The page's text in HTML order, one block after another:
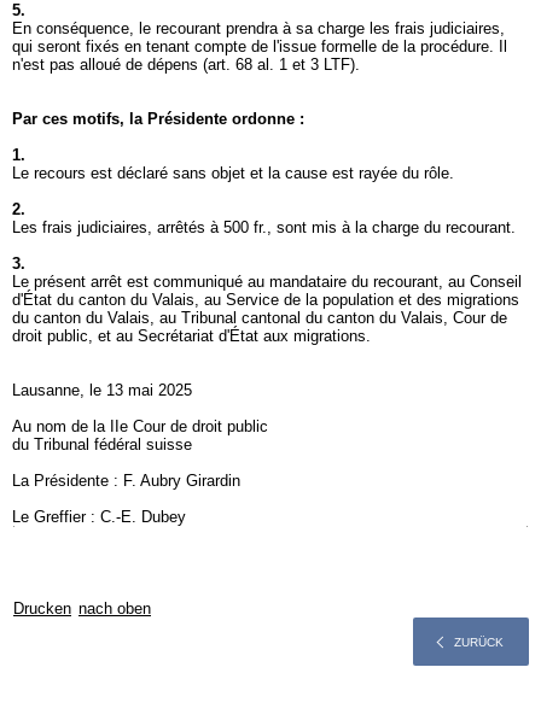
5.
En conséquence, le recourant prendra à sa charge les frais judiciaires,
qui seront fixés en tenant compte de l'issue formelle de la procédure. Il
n'est pas alloué de dépens (art. 68 al. 1 et 3 LTF).
Par ces motifs, la Présidente ordonne :
1.
Le recours est déclaré sans objet et la cause est rayée du rôle.
2.
Les frais judiciaires, arrêtés à 500 fr., sont mis à la charge du recourant.
3.
Le présent arrêt est communiqué au mandataire du recourant, au Conseil
d'État du canton du Valais, au Service de la population et des migrations
du canton du Valais, au Tribunal cantonal du canton du Valais, Cour de
droit public, et au Secrétariat d'État aux migrations.
Lausanne, le 13 mai 2025
Au nom de la IIe Cour de droit public
du Tribunal fédéral suisse
La Présidente : F. Aubry Girardin
Le Greffier : C.-E. Dubey
Drucken nach oben
ZURÜCK